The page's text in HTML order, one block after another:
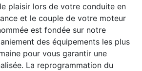
plaisir lors de votre conduite en
et le couple de votre moteur
est fondée sur notre
des équipements les plus
pour vous garantir une
La reprogrammation du